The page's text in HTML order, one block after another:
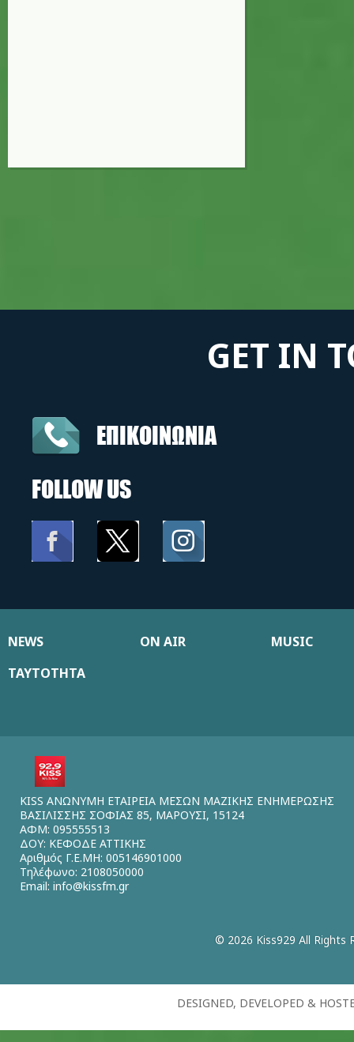
GET IN
ΕΠΙΚΟΙΝΩΝΙΑ
FOLLOW US
NEWS ON AIR
MUSIC
ΤΑΥΤΟΤΗΤΑ
KISS ΑΝΩΝΥΜΗ ΕΤΑΙΡΕΙΑ ΜΕΣΩΝ ΜΑΖΙΚΗΣ ΕΝΗΜΕΡΩΣΗΣ
ΒΑΣΙΛΙΣΣΗΣ ΣΟΦΙΑΣ 85, ΜΑΡΟΥΣΙ, 15124
ΑΦΜ: 095555513
ΔΟΥ: ΚΕΦΟΔΕ ΑΤΤΙΚΗΣ
Αριθμός Γ.Ε.ΜΗ: 005146901000
Τηλέφωνο: 2108050000
Email: info@kissfm.gr
© 2026 Kiss929 All Rights
DESIGNED, DEVELOPED &